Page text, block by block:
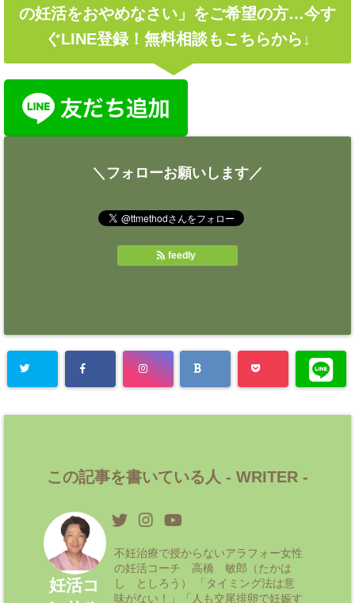
の妊活をおやめなさい」をご希望の方…今す
ぐLINE登録！無料相談もこちらから↓
＼フォローお願いします／
feedly
この記事を書いている人 - WRITER -
妊活コ
不妊治療で授からないアラフォー女性
の妊活コーチ 高橋 敏郎（たかは
し としろう） 「タイミング法は意
味がない！」「人も交尾排卵で妊娠す